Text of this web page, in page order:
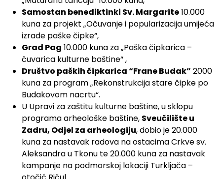
Samostan benediktinki Sv. Margarite10.000
kuna za projekt „Očuvanje i popularizacija umijeća
izrade paške čipke“,
Grad Pag 10.000 kuna za „Paška čipkarica –
čuvarica kulturne baštine“ ,
Društvo paških čipkarica “Frane Budak” 2000
kuna za program „Rekonstrukcija stare čipke po
Budakovom nacrtu“.
U Upravi za zaštitu kulturne baštine, u sklopu
programa arheološke baštine, Sveučilište u
Zadru, Odjel za arheologiju, dobio je 20.000
kuna za nastavak radova na ostacima Crkve sv.
Aleksandra u Tkonu te 20.000 kuna za nastavak
kampanje na podmorskoj lokaciji Turkljača –